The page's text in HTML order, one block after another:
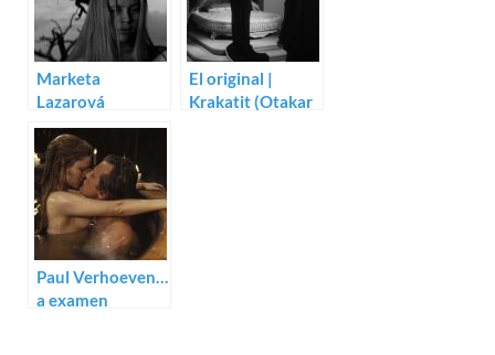
Marketa
Lazarová
(Frantisek Vlácil)
El original |
Krakatit (Otakar
Paul Verhoeven…
a examen